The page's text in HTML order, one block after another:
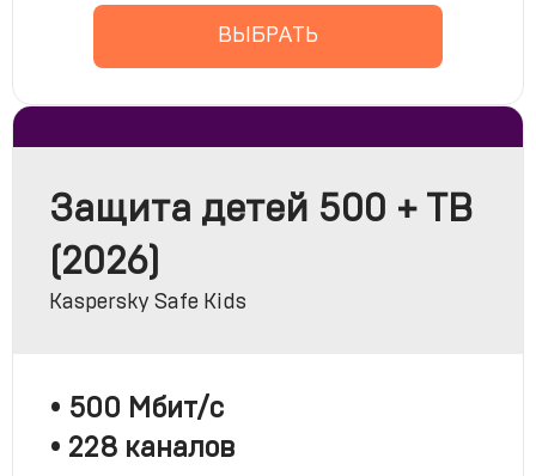
ВЫБРАТЬ
Защита детей 500 + ТВ
(2026)
Kaspersky Safe Kids
• 500 Мбит/с
• 228 каналов